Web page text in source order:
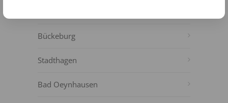
Bückeburg
Stadthagen
Bad Oeynhausen